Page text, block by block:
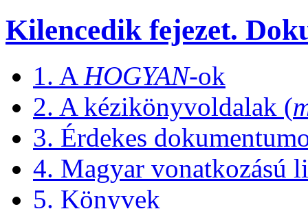
Kilencedik fejezet.
1. A HOGYAN-ok
2. A kézikönyvoldalak (
3. Érdekes
4. Magyar vonatkozású
5. Könyvek